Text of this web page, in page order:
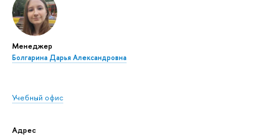
Менеджер
Болгарина Дарья Александровна
Учебный офис
Адрес